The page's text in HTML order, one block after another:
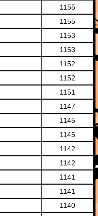
1155
1155
1153
1153
1152
1152
1151
1147
1145
1145
1142
1142
1141
1141
1140